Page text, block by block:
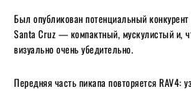
Был опубликован потенциальный
Santa Cruz — компактный, мускулистый и,
визуально очень убедительно.
Передняя часть пикапа повторяется RAV4: